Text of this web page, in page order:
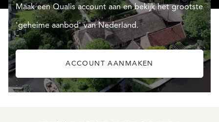
Maak een Qualis account aan en bekijk het grootste
'geheime aanbod' van Nederland.
ACCOUNT AANMAKEN